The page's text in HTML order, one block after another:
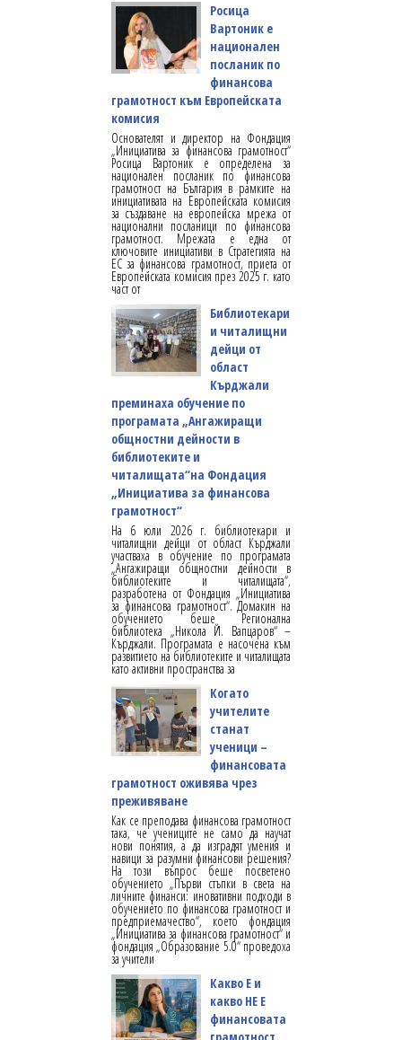
Росица
Вартоник е
национален
посланик по
финансова
грамотност към Европейската
комисия
Основателят и директор на Фондация
„Инициатива за финансова грамотност“
Росица Вартоник е определена за
национален посланик по финансова
грамотност на България в рамките на
инициативата на Европейската комисия
за създаване на европейска мрежа от
национални посланици по финансова
грамотност. Мрежата е една от
ключовите инициативи в Стратегията на
ЕС за финансова грамотност, приета от
Европейската комисия през 2025 г. като
част от
Библиотекари
и читалищни
дейци от
област
Кърджали
преминаха обучение по
програмата „Ангажиращи
общностни дейности в
библиотеките и
читалищата“на Фондация
„Инициатива за финансова
грамотност“
На 6 юли 2026 г. библиотекари и
читалищни дейци от област Кърджали
участваха в обучение по програмата
„Ангажиращи общностни дейности в
библиотеките и читалищата“,
разработена от Фондация „Инициатива
за финансова грамотност“. Домакин на
обучението беше Регионална
библиотека „Никола Й. Вапцаров“ –
Кърджали. Програмата е насочена към
развитието на библиотеките и читалищата
като активни пространства за
Когато
учителите
станат
ученици –
финансовата
грамотност оживява чрез
преживяване
Как се преподава финансова грамотност
така, че учениците не само да научат
нови понятия, а да изградят умения и
навици за разумни финансови решения?
На този въпрос беше посветено
обучението „Първи стъпки в света на
личните финанси: иновативни подходи в
обучението по финансова грамотност и
предприемачество“, което фондация
„Инициатива за финансова грамотност“ и
фондация „Образование 5.0“ проведоха
за учители
Какво Е и
какво НЕ Е
финансовата
грамотност